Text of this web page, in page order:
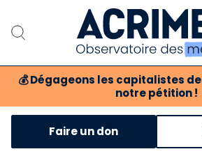
💰 Dégageons les capitalistes
notre pétition !
Notre
Notre critique des
Faire un don